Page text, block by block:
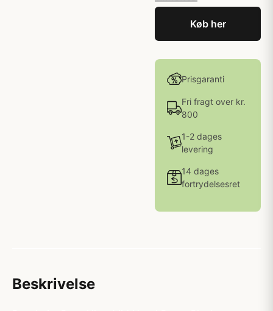
Køb her
Prisgaranti
Fri fragt over kr.
800
1-2 dages
levering
14 dages
fortrydelsesret
Beskrivelse